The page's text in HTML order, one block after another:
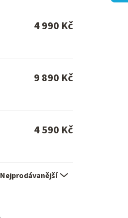
4 990 Kč
9 890 Kč
4 590 Kč
Nejprodávanější